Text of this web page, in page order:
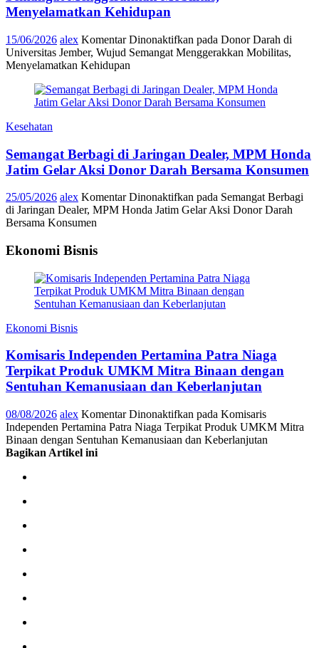
Menyelamatkan Kehidupan
15/06/2026 alex Komentar Dinonaktifkan pada Donor Darah di
Universitas Jember, Wujud Semangat Menggerakkan Mobilitas,
Menyelamatkan Kehidupan
Kesehatan
Semangat Berbagi di Jaringan Dealer, MPM Honda
Jatim Gelar Aksi Donor Darah Bersama Konsumen
25/05/2026 alex Komentar Dinonaktifkan pada Semangat Berbagi
di Jaringan Dealer, MPM Honda Jatim Gelar Aksi Donor Darah
Bersama Konsumen
Ekonomi Bisnis
Ekonomi Bisnis
Komisaris Independen Pertamina Patra Niaga
Terpikat Produk UMKM Mitra Binaan dengan
Sentuhan Kemanusiaan dan Keberlanjutan
08/08/2026 alex Komentar Dinonaktifkan pada Komisaris
Independen Pertamina Patra Niaga Terpikat Produk UMKM Mitra
Binaan dengan Sentuhan Kemanusiaan dan Keberlanjutan
Bagikan Artikel ini